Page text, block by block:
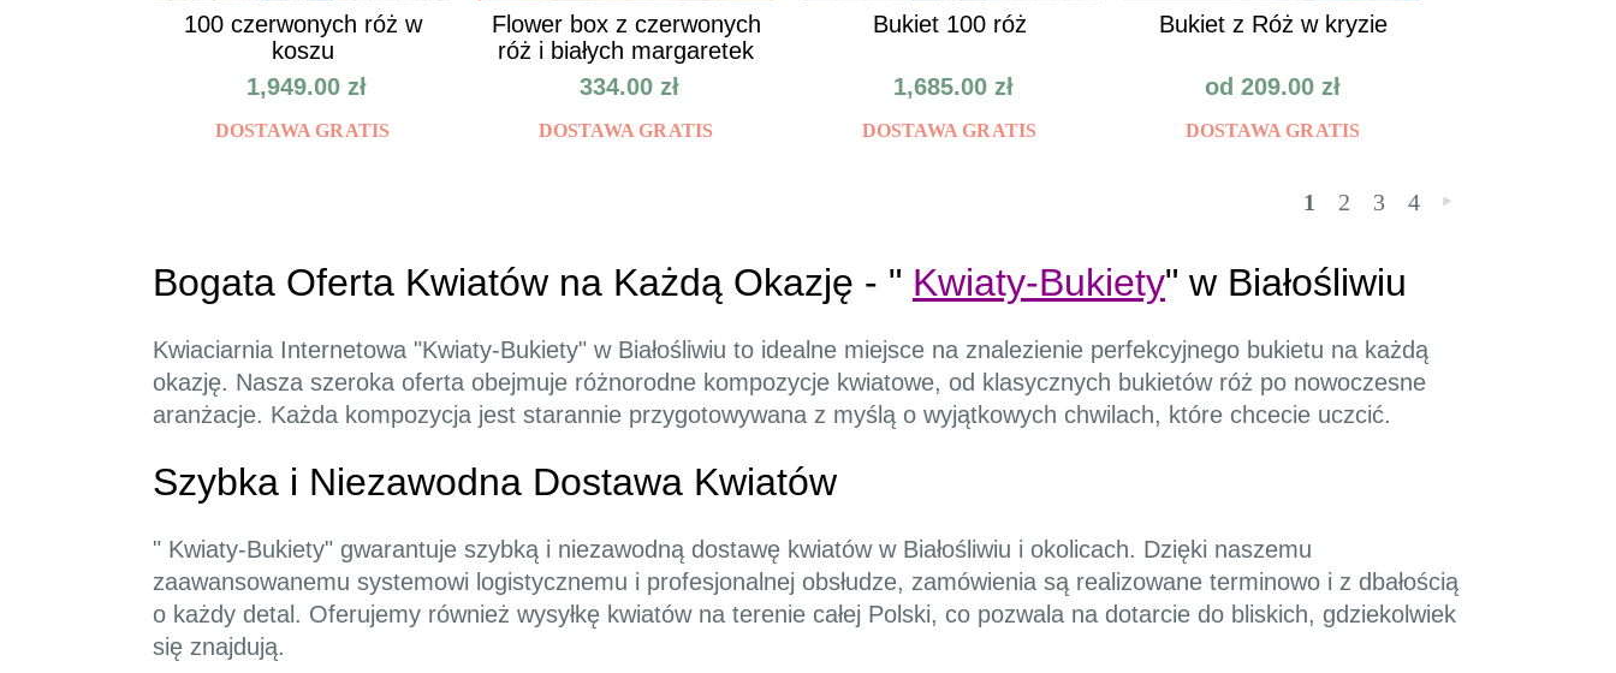
100 czerwonych róż w
koszu
1,949.00 zł
DOSTAWA GRATIS
Flower box z czerwonych
róż i białych margaretek
334.00 zł
DOSTAWA GRATIS
Bukiet 100 róż
1,685.00 zł
DOSTAWA GRATIS
Bukiet z Róż w kryzie
od 209.00 zł
DOSTAWA GRATIS
1 2 3 4 »
Bogata Oferta Kwiatów na Każdą Okazję - " Kwiaty-Bukiety" w Białośliwiu
Kwiaciarnia Internetowa "Kwiaty-Bukiety" w Białośliwiu to idealne miejsce na znalezienie perfekcyjnego bukietu na każdą
okazję. Nasza szeroka oferta obejmuje różnorodne kompozycje kwiatowe, od klasycznych bukietów róż po nowoczesne
aranżacje. Każda kompozycja jest starannie przygotowywana z myślą o wyjątkowych chwilach, które chcecie uczcić.
Szybka i Niezawodna Dostawa Kwiatów
" Kwiaty-Bukiety" gwarantuje szybką i niezawodną dostawę kwiatów w Białośliwiu i okolicach. Dzięki naszemu
zaawansowanemu systemowi logistycznemu i profesjonalnej obsłudze, zamówienia są realizowane terminowo i z dbałością
o każdy detal. Oferujemy również wysyłkę kwiatów na terenie całej Polski, co pozwala na dotarcie do bliskich, gdziekolwiek
się znajdują.